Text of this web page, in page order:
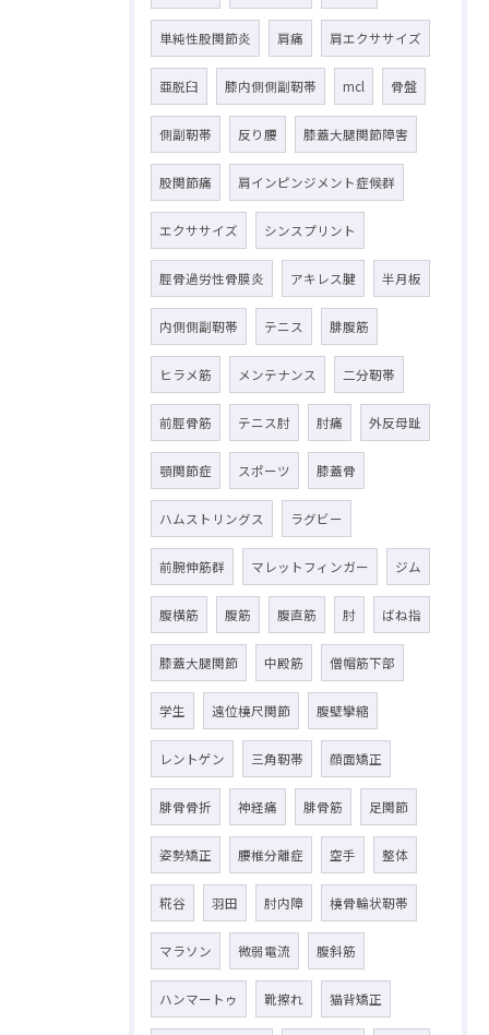
単純性股関節炎 肩痛 肩エクササイズ
亜脱臼 膝内側側副靭帯 mcl 骨盤
側副靭帯 反り腰 膝蓋大腿関節障害
股関節痛 肩インピンジメント症候群
エクササイズ シンスプリント
脛骨過労性骨膜炎 アキレス腱 半月板
内側側副靭帯 テニス 腓腹筋
ヒラメ筋 メンテナンス 二分靭帯
前脛骨筋 テニス肘 肘痛 外反母趾
顎関節症 スポーツ 膝蓋骨
ハムストリングス ラグビー
前腕伸筋群 マレットフィンガー ジム
腹横筋 腹筋 腹直筋 肘 ばね指
膝蓋大腿関節 中殿筋 僧帽筋下部
学生 遠位橈尺関節 腹壁攣縮
レントゲン 三角靭帯 顔面矯正
腓骨骨折 神経痛 腓骨筋 足関節
姿勢矯正 腰椎分離症 空手 整体
糀谷 羽田 肘内障 橈骨輪状靭帯
マラソン 微弱電流 腹斜筋
ハンマートゥ 靴擦れ 猫背矯正